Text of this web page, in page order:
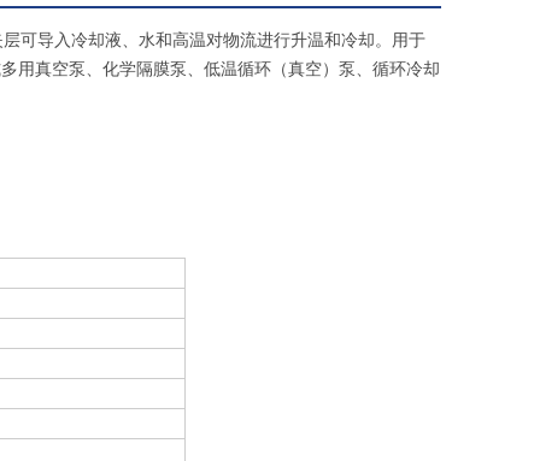
可导入冷却液、水和高温对物流进行升温和冷却。用于
用真空泵、化学隔膜泵、低温循环（真空）泵、循环冷却